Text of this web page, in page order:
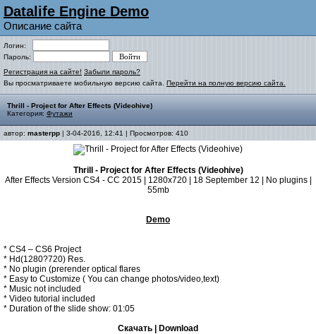
Datalife Engine Demo
Описание сайта
Логин:
Пароль:
Регистрация на сайте! Забыли пароль?
Вы просматриваете мобильную версию сайта. Перейти на полную версию сайта.
Thrill - Project for After Effects (Videohive)
Категория: Футажи
автор: masterpp | 3-04-2016, 12:41 | Просмотров: 410
Thrill - Project for After Effects (Videohive)
After Effects Version CS4 - CC 2015 | 1280x720 | 18 September 12 | No plugins |
55mb
Demo
* CS4 – CS6 Project
* Hd(1280?720) Res.
* No plugin (prerender optical flares
* Easy to Customize ( You can change photos/video,text)
* Music not included
* Video tutorial included
* Duration of the slide show: 01:05
Скачать | Download